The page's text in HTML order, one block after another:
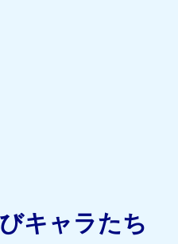
キャラたち